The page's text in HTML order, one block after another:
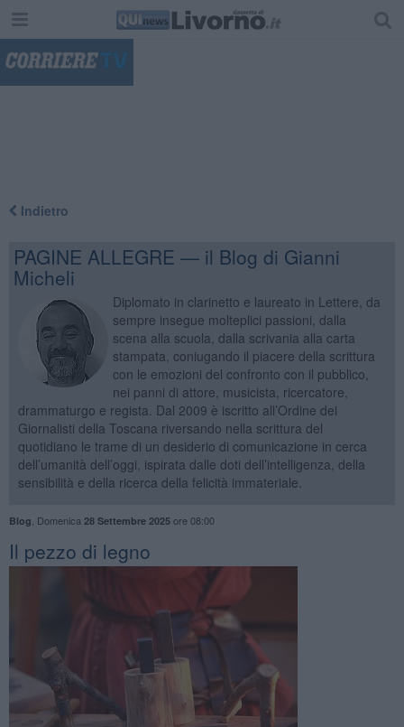
Indietro
PAGINE ALLEGRE — il Blog di Gianni
Micheli
Diplomato in clarinetto e laureato in Lettere, da
sempre insegue molteplici passioni, dalla
scena alla scuola, dalla scrivania alla carta
stampata, coniugando il piacere della scrittura
con le emozioni del confronto con il pubblico,
nei panni di attore, musicista, ricercatore,
drammaturgo e regista. Dal 2009 è iscritto all’Ordine dei
Giornalisti della Toscana riversando nella scrittura del
quotidiano le trame di un desiderio di comunicazione in cerca
dell’umanità dell’oggi, ispirata dalle doti dell’intelligenza, della
sensibilità e della ricerca della felicità immateriale.
Blog Domenica 28 Settembre 2025ore 08:00
​Il pezzo di legno